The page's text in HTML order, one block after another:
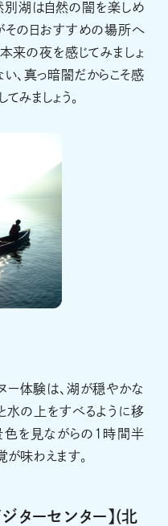
別湖は自然の闇を楽しめ
その日おすすめの場所へ
来の夜を感じてみましょ
い、真っ暗闇だからこそ感
みましょう。
ー体験は、湖が穏やかな
水の上をすべるように移
色を見ながらの1時間半
が味わえます。
ターセンター】(北